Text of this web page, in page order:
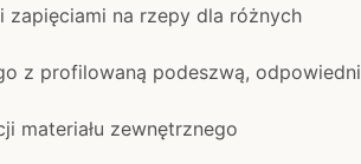
na rzepy dla różnych
z profilowaną podeszwą, odpowiedni
materiału zewnętrznego